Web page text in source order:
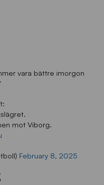
vara bättre imorgon
mot Viborg.
February 8, 2025